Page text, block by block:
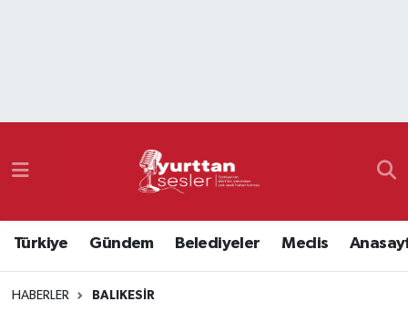
Türkiye Gündem Belediyeler Meclis
HABERLER BALIKESIR
Namaz Vakitleri
Süper Lig Puan Durumu ve Fikstür
Tüm Manşetler